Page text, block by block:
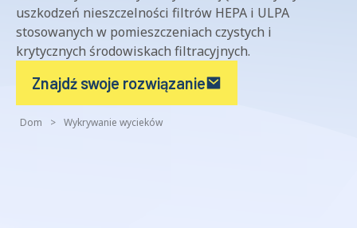
uszkodzeń nieszczelności filtrów HEPA i ULPA
stosowanych w pomieszczeniach czystych i
krytycznych środowiskach filtracyjnych.
Znajdź swoje rozwiązanie
Dom > Wykrywanie wycieków